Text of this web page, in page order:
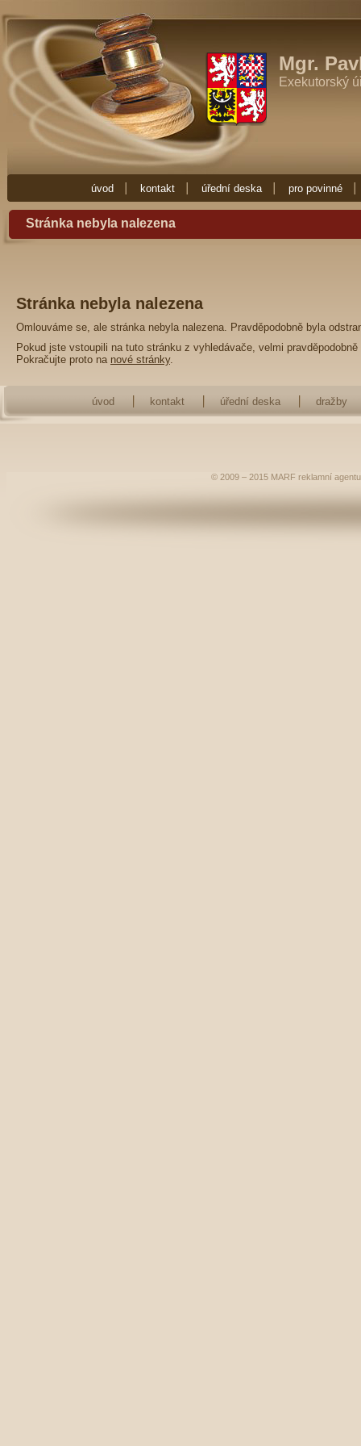
Exekutor Mgr. Pavla Fučíková
Zde najdete vše co potřebujete vědět o exekuci. Exekuce Ostrava je zde
exekutora nebo nějakou radu ohledně exekuce, obraťte se na
Mgr.
Exekutorský
úvod kontakt úřední deska pro povinné
Stránka nebyla nalezena
Stránka nebyla nalezena
Omlouváme se, ale stránka nebyla nalezena. Pravděpodobně byla
Pokud jste vstoupili na tuto stránku z vyhledávače, velmi
Pokračujte proto na nové stránky.
úvod kontakt úřední deska dražby
© 2009 – 2015 MARF reklamní